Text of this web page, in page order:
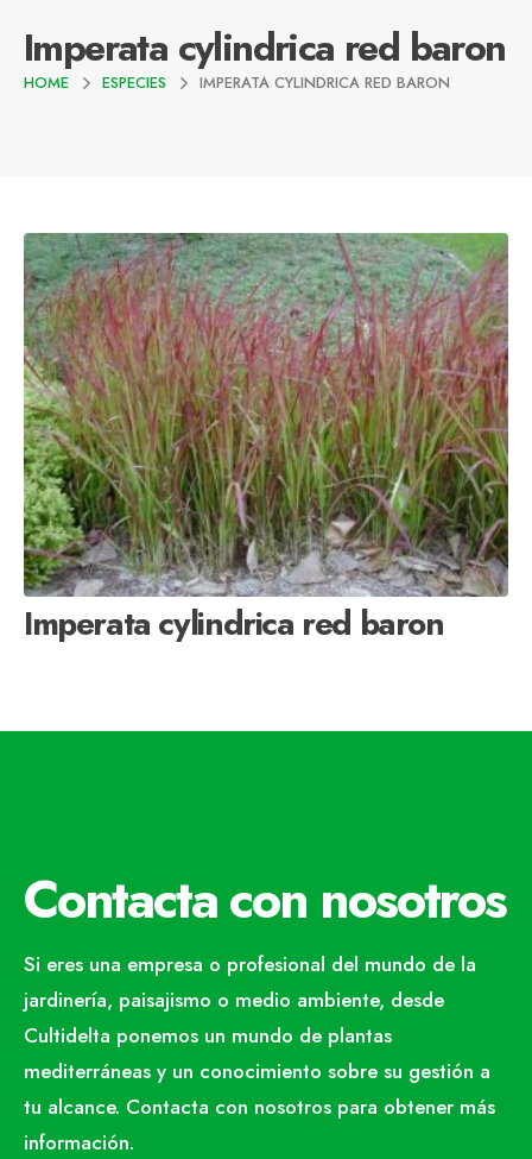
Imperata cylindrica red baron
HOME ESPECIES IMPERATA CYLINDRICA RED BARON
Imperata cylindrica red baron
Contacta con nosotros
Si eres una empresa o profesional del mundo de la
jardinería, paisajismo o medio ambiente, desde
Cultidelta ponemos un mundo de plantas
mediterráneas y un conocimiento sobre su gestión a
tu alcance. Contacta con nosotros para obtener más
información.